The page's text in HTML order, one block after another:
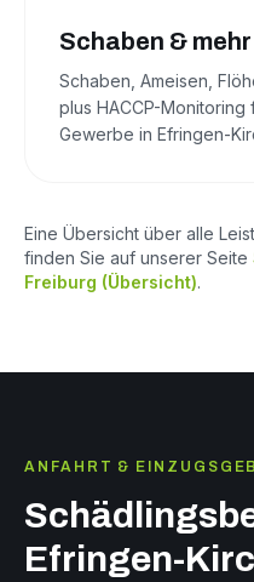
Schaben & mehr
Schaben, Ameisen,
plus HACCP-Monitoring
Gewerbe in Efringen-
Eine Übersicht über alle
finden Sie auf unserer Seite
Freiburg (Übersicht).
ANFAHRT &
Efringen-